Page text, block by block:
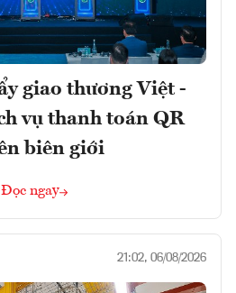
giao thương Việt -
vụ thanh toán QR
biên giới
Đọc ngay
21:02, 06/08/2026